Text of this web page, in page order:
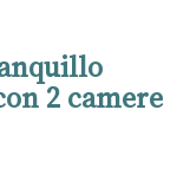
2 camere